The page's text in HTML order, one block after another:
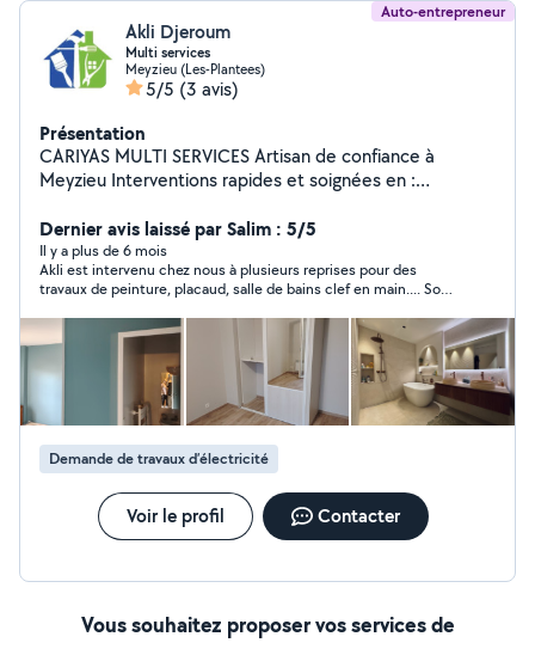
Auto-entrepreneur
Akli Djeroum
Multi services
Meyzieu (Les-Plantees)
5/5 (3 avis)
Présentation
CARIYAS MULTI SERVICES Artisan de confiance à
Meyzieu Interventions rapides et soignées en :
meubles, petits travaux, entretien 12+ ans d'expérience
Meyzieu et Lyon Métropole Disponible du Lundi au
vendredi Devis clair Assurance pro
Dernier avis laissé par Salim : 5/5
Il y a plus de 6 mois
Akli est intervenu chez nous à plusieurs reprises pour des
travaux de peinture, placaud, salle de bains clef en main.... Son
conseils, son sens du service et son honneteté sont des
qualités rares dans ce domaine. Je le recommande fortement.
Demande de travaux d’électricité
Voir le profil Contacter
Vous souhaitez proposer vos services de